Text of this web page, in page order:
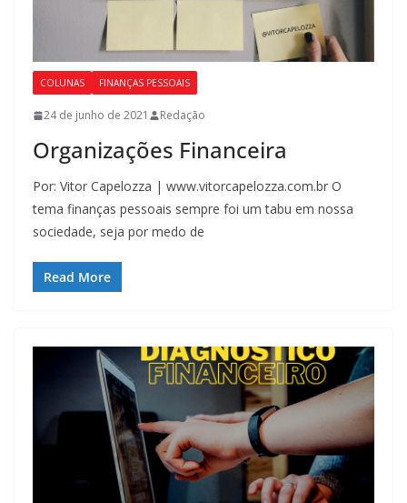
COLUNAS FINANÇAS PESSOAIS
24 de junho de 2021 Redação
Organizações Financeira
Por: Vitor Capelozza | www.vitorcapelozza.com.br O
tema finanças pessoais sempre foi um tabu em nossa
sociedade, seja por medo de
Read More